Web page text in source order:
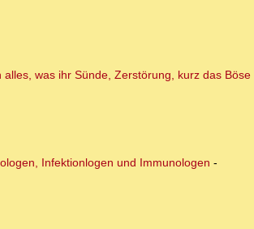
was ihr Sünde, Zerstörung, kurz das Böse
Infektionlogen und Immunologen -